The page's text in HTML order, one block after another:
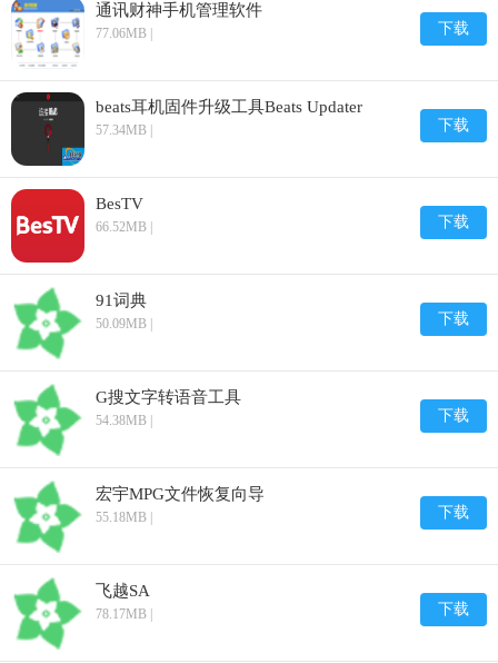
通讯财神手机管理软件
77.06MB | 下载
beats耳机固件升级工具Beats Updater
57.34MB | 下载
BesTV
66.52MB | 下载
91词典
50.09MB | 下载
G搜文字转语音工具
54.38MB | 下载
宏宇MPG文件恢复向导
55.18MB | 下载
飞越SA
78.17MB | 下载